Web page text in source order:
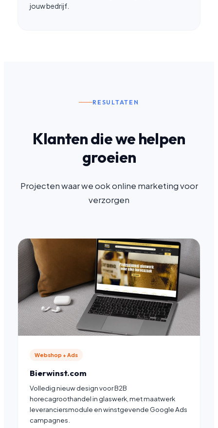
jouw bedrijf.
RESULTATEN
Klanten die we helpen
groeien
Projecten waar we ook online marketing voor
verzorgen
Webshop + Ads
Bierwinst.com
Volledig nieuw design voor B2B
horecagroothandel in glaswerk, met maatwerk
leveranciersmodule en winstgevende Google Ads
campagnes.